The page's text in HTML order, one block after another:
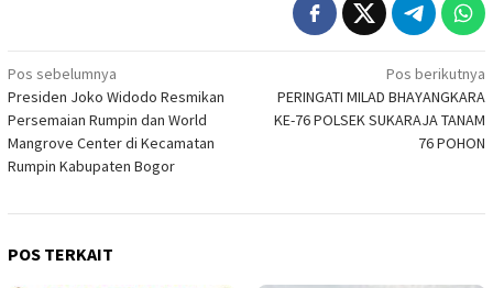
Navigasi
pos
Pos sebelumnya
Presiden Joko Widodo Resmikan
Persemaian Rumpin dan World
Mangrove Center di Kecamatan
Rumpin Kabupaten Bogor
Pos berikutnya
PERINGATI MILAD BHAYANGKARA
KE-76 POLSEK SUKARAJA TANAM
76 POHON
POS TERKAIT